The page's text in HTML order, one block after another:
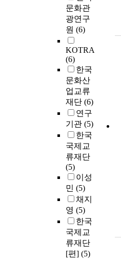
문화관
광연구
원 (6)
KOTRA
(6)
한국
문화산
업교류
재단 (6)
연구
기관 (5)
한국
국제교
류재단
(5)
이성
민 (5)
채지
영 (5)
한국
국제교
류재단
[편] (5)